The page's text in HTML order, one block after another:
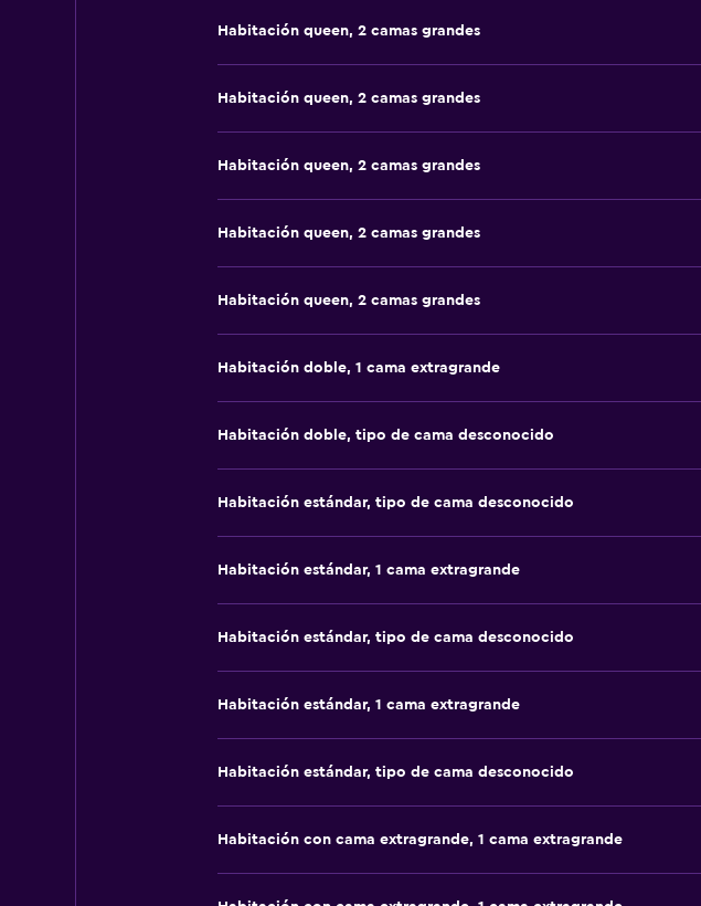
Habitación queen, 2 camas grandes
Habitación queen, 2 camas grandes
Habitación queen, 2 camas grandes
Habitación queen, 2 camas grandes
Habitación queen, 2 camas grandes
Habitación doble, 1 cama extragrande
Habitación doble, tipo de cama desconocido
Habitación estándar, tipo de cama desconocido
Habitación estándar, 1 cama extragrande
Habitación estándar, tipo de cama desconocido
Habitación estándar, 1 cama extragrande
Habitación estándar, tipo de cama desconocido
Habitación con cama extragrande, 1 cama extragrande